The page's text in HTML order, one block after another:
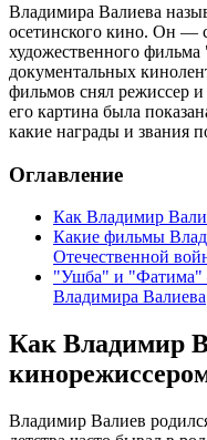
Владимира Валиева
осетинского кино. Он —
художественного
документальных
фильмов снял режиссер
его картина была
какие награды и звания
Оглавление
Как Владимир
Какие фильмы
Отечественной
"Ушба" и "Фатима"
Владимира Валиева
Как Владимир
Владимир Валиев